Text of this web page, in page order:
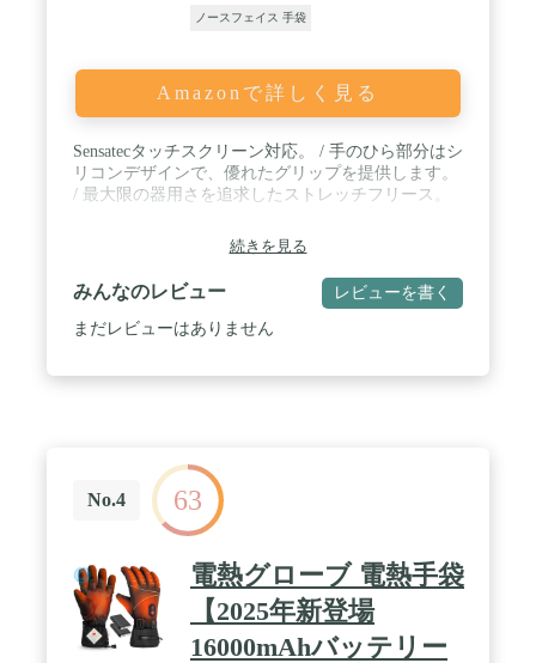
ノースフェイス 手袋
Amazonで詳しく見る
Sensatecタッチスクリーン対応。 / 手のひら部分はシ
リコンデザインで、優れたグリップを提供します。
/ 最大限の器用さを追求したストレッチフリース。
続きを見る
みんなのレビュー レビューを書く
まだレビューはありません
No.4 63
電熱グローブ 電熱手袋
【2025年新登場
16000mAhバッテリー